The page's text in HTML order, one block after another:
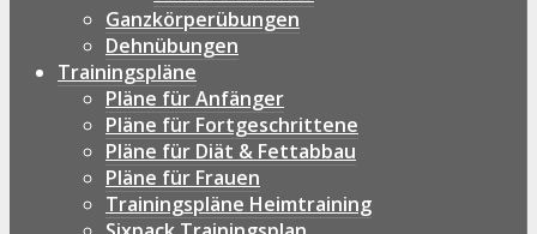
Ganzkörperübungen
Dehnübungen
Trainingspläne
Pläne für Anfänger
Pläne für Fortgeschrittene
Pläne für Diät & Fettabbau
Pläne für Frauen
Trainingspläne Heimtraining